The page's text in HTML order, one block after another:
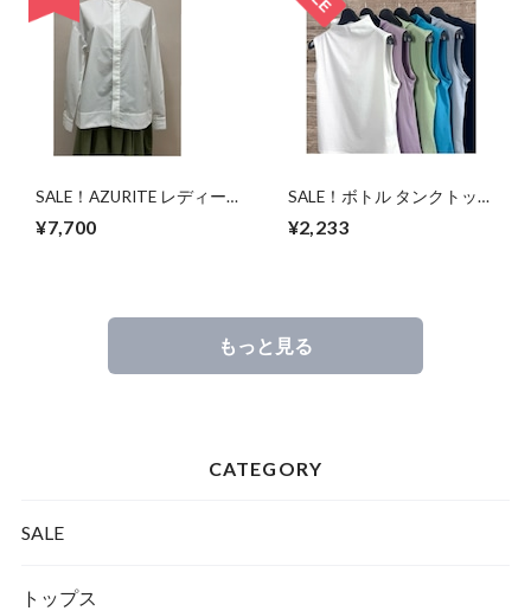
SALE！AZURITE レディーラ
ト/M/SCT124
¥7,700
SALE！ボトル タンクトップ
開/M～L
¥2,233
もっと見る
CATEGORY
SALE
トップス